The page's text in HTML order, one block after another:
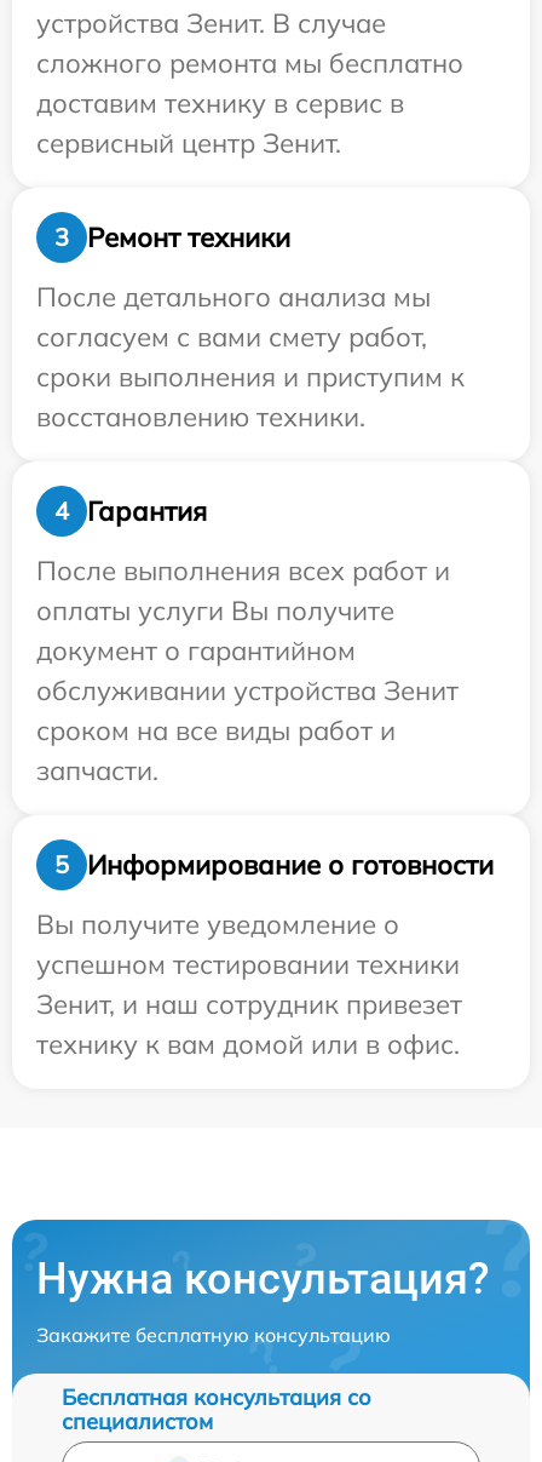
устройства Зенит. В случае
сложного ремонта мы бесплатно
доставим технику в сервис в
сервисный центр Зенит.
3
Ремонт техники
После детального анализа мы
согласуем с вами смету работ,
сроки выполнения и приступим к
восстановлению техники.
4
Гарантия
После выполнения всех работ и
оплаты услуги Вы получите
документ о гарантийном
обслуживании устройства Зенит
сроком на все виды работ и
запчасти.
5
Информирование о готовности
Вы получите уведомление о
успешном тестировании техники
Зенит, и наш сотрудник привезет
технику к вам домой или в офис.
Нужна консультация?
Закажите бесплатную консультацию
Бесплатная консультация со
специалистом